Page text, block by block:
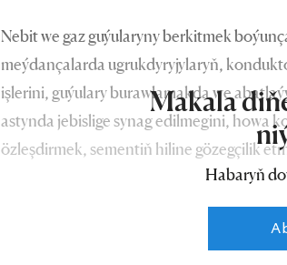
Nebit we gaz guýularyny berkitmek
meýdançalarda ugrukdyryjylaryň,
işlerini, guýulary burawlamakda we
astynda jebislige synag edilmegini, howa
özleşdirmek, sementiň hiline gözegçilik
zähmet üstünlikleri onuň maddy-tehniki
Makala
Habaryň